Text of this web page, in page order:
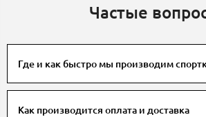
Частые
Где и как быстро мы производим
Как производится оплата и доставка